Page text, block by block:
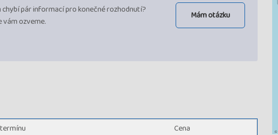
©
pár informací pro konečné rozhodnutí?
vám ozveme.
Mám otázku
Cena